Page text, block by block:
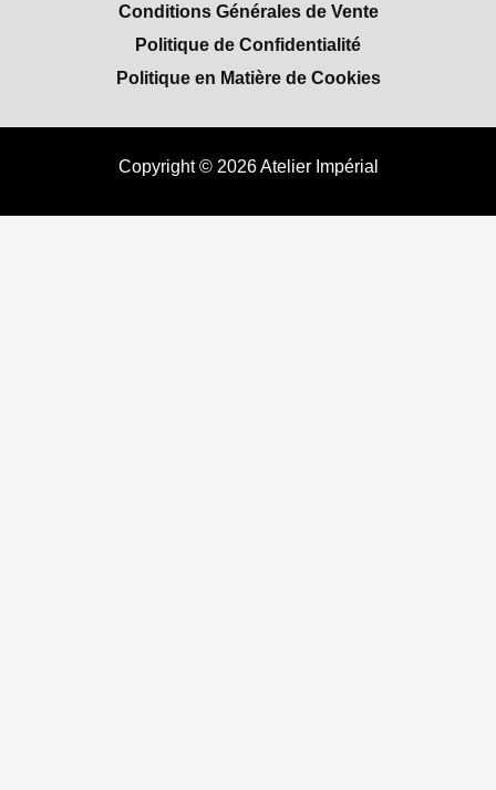
Conditions Générales de Vente
Politique de Confidentialité
Politique en Matière de Cookies
Copyright © 2026 Atelier Impérial